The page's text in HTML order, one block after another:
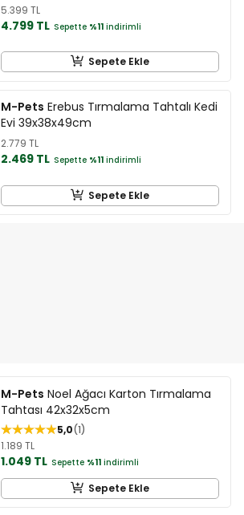
5.399 TL
4.799 TL Sepette %11 indirimli
Sepete Ekle
M-Pets Erebus Tırmalama Tahtalı Kedi
Evi 39x38x49cm
2.779 TL
2.469 TL Sepette %11 indirimli
Sepete Ekle
M-Pets Noel Ağacı Karton Tırmalama
Tahtası 42x32x5cm
5,0 1
1.189 TL
1.049 TL Sepette %11 indirimli
Sepete Ekle